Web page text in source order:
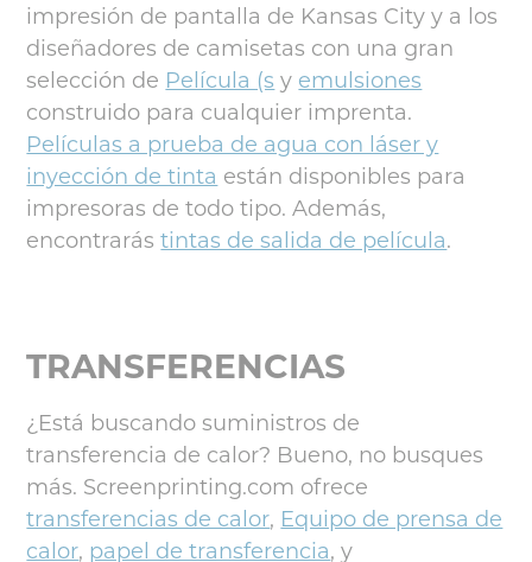
impresión de pantalla de Kansas City y a los
diseñadores de camisetas con una gran
selección de Película (s y emulsiones
construido para cualquier imprenta.
Películas a prueba de agua con láser y
inyección de tinta están disponibles para
impresoras de todo tipo. Además,
encontrarástintas de salida de película.
TRANSFERENCIAS
¿Está buscando suministros de
transferencia de calor? Bueno, no busques
más. Screenprinting.com ofrece
transferencias de calor, Equipo de prensa de
calor, papel de transferencia, y